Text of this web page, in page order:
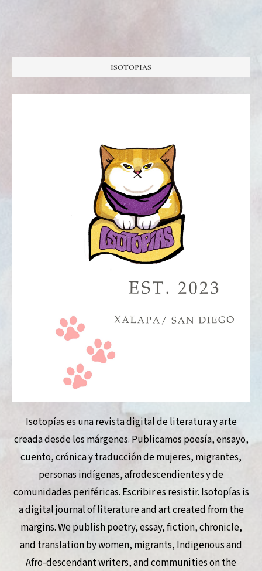
ISOTOPIAS
Isotopías es una revista digital de literatura y arte
creada desde los márgenes. Publicamos poesía, ensayo,
cuento, crónica y traducción de mujeres, migrantes,
personas indígenas, afrodescendientes y de
comunidades periféricas. Escribir es resistir. Isotopías is
a digital journal of literature and art created from the
margins. We publish poetry, essay, fiction, chronicle,
and translation by women, migrants, Indigenous and
Afro-descendant writers, and communities on the